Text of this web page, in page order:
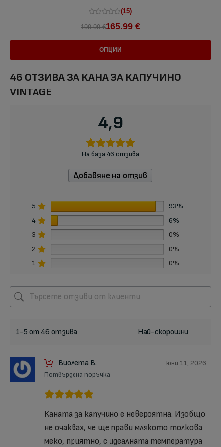
(15)
199.99 €165.99 €
ОПЦИИ
46 ОТЗИВА ЗА КАНА ЗА КАПУЧИНО
VINTAGE
4,9
На база 46 отзива
Добавяне на отзив
5
93%
4
6%
3
0%
2
0%
1
0%
1-5 от 46 отзива
Виолета В.
Потвърдена поръчка
юни 11, 2026
Каната за капучино е невероятна. Изобщо
не очаквах, че ще прави млякото толкова
меко, приятно, с идеалната температура